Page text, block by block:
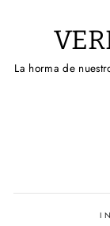
La horma de